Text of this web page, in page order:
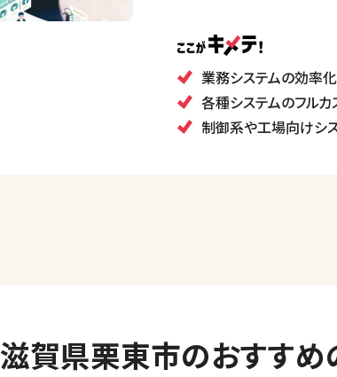
また、長年の経験を活か
業務システムの効率
各種システムのフル
制御系や工場向けシ
滋賀県栗東市のおすす